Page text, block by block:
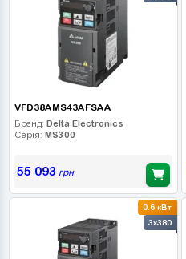
VFD38AMS43AFSAA
Бренд: Delta Electronics
Серія: MS300
55 093 грн
0.6 кВт
3x380